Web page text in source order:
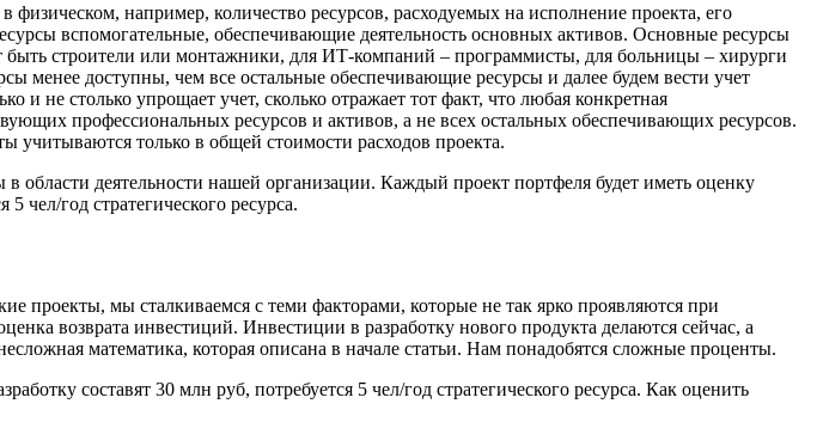
например, количество ресурсов, расходуемых на исполнение проекта, его
вспомогательные, обеспечивающие деятельность основных активов. Основные ресурсы
быть строители или монтажники, для ИТ-компаний – программисты, для больницы – хирурги
менее доступны, чем все остальные обеспечивающие ресурсы и далее будем вести учет
и не столько упрощает учет, сколько отражает тот факт, что любая конкретная
профессиональных ресурсов и активов, а не всех остальных обеспечивающих ресурсов.
учитываются только в общей стоимости расходов проекта.
области деятельности нашей организации. Каждый проект портфеля будет иметь оценку
5 чел/год стратегического ресурса.
проекты, мы сталкиваемся с теми факторами, которые не так ярко проявляются при
возврата инвестиций. Инвестиции в разработку нового продукта делаются сейчас, а
математика, которая описана в начале статьи. Нам понадобятся сложные проценты.
составят 30 млн руб, потребуется 5 чел/год стратегического ресурса. Как оценить